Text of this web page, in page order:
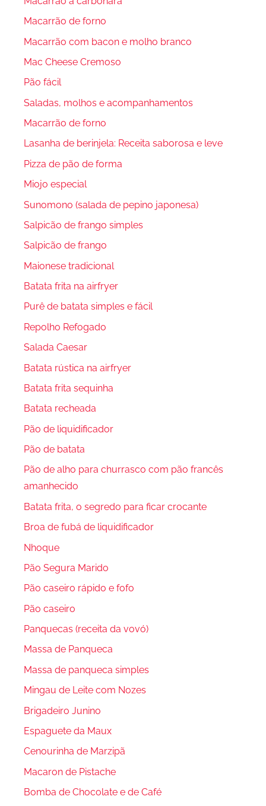
Macarrão de forno
Macarrão com bacon e molho branco
Mac Cheese Cremoso
Pão fácil
Saladas, molhos e acompanhamentos
Macarrão de forno
Lasanha de berinjela: Receita saborosa e leve
Pizza de pão de forma
Miojo especial
Sunomono (salada de pepino japonesa)
Salpicão de frango simples
Salpicão de frango
Maionese tradicional
Batata frita na airfryer
Purê de batata simples e fácil
Repolho Refogado
Salada Caesar
Batata rústica na airfryer
Batata frita sequinha
Batata recheada
Pão de liquidificador
Pão de batata
Pão de alho para churrasco com pão francês
amanhecido
Batata frita, o segredo para ficar crocante
Broa de fubá de liquidificador
Nhoque
Pão Segura Marido
Pão caseiro rápido e fofo
Pão caseiro
Panquecas (receita da vovó)
Massa de Panqueca
Massa de panqueca simples
Mingau de Leite com Nozes
Brigadeiro Junino
Espaguete da Maux
Cenourinha de Marzipã
Macaron de Pistache
Bomba de Chocolate e de Café